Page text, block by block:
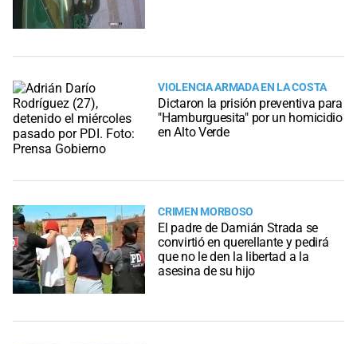
VIOLENCIA ARMADA EN LA COSTA
Dictaron la prisión preventiva para
"Hamburguesita" por un homicidio
en Alto Verde
CRIMEN MORBOSO
El padre de Damián Strada se
convirtió en querellante y pedirá
que no le den la libertad a la
asesina de su hijo